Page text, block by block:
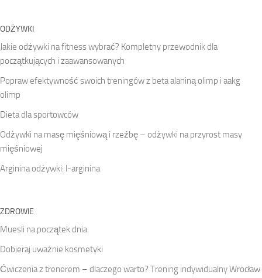
ODŻYWKI
Jakie odżywki na fitness wybrać? Kompletny przewodnik dla
początkujących i zaawansowanych
Popraw efektywność swoich treningów z beta alaniną olimp i aakg
olimp
Dieta dla sportowców
Odżywki na masę mięśniową i rzeźbę – odżywki na przyrost masy
mięśniowej
Arginina odżywki: l-arginina
ZDROWIE
Muesli na początek dnia
Dobieraj uważnie kosmetyki
Ćwiczenia z trenerem – dlaczego warto? Trening indywidualny Wrocław